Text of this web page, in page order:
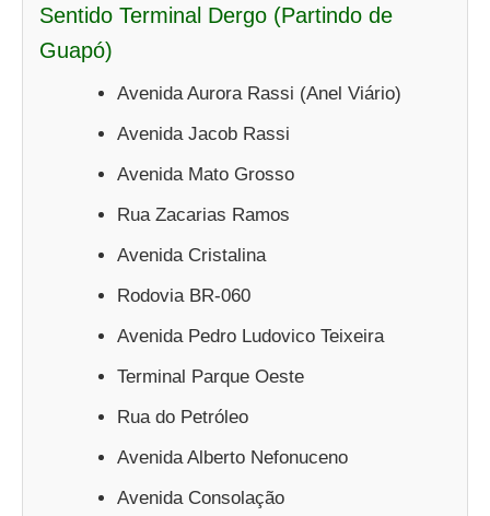
Sentido Terminal Dergo (Partindo de
Guapó)
Avenida Aurora Rassi (Anel Viário)
Avenida Jacob Rassi
Avenida Mato Grosso
Rua Zacarias Ramos
Avenida Cristalina
Rodovia BR-060
Avenida Pedro Ludovico Teixeira
Terminal Parque Oeste
Rua do Petróleo
Avenida Alberto Nefonuceno
Avenida Consolação